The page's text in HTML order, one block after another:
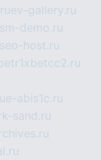
ev-gallery.ru
demo.ru
host.ru
e-abis1c.ru
sand.ru